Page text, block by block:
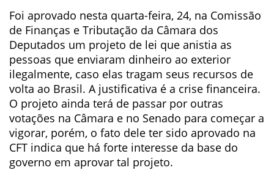
Foi aprovado nesta quarta-feira, 24, na Comissão
de Finanças e Tributação da Câmara dos
Deputados um projeto de lei que anistia as
pessoas que enviaram dinheiro ao exterior
ilegalmente, caso elas tragam seus recursos de
volta ao Brasil. A justificativa é a crise financeira.
O projeto ainda terá de passar por outras
votações na Câmara e no Senado para começar a
vigorar, porém, o fato dele ter sido aprovado na
CFT indica que há forte interesse da base do
governo em aprovar tal projeto.